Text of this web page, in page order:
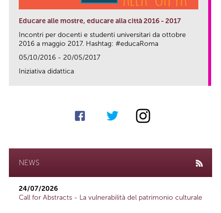
Educare alle mostre, educare alla città 2016 - 2017
Incontri per docenti e studenti universitari da ottobre
2016 a maggio 2017. Hashtag: #educaRoma
05/10/2016 - 20/05/2017
Iniziativa didattica
NEWS
24/07/2026
Call for Abstracts - La vulnerabilità del patrimonio culturale